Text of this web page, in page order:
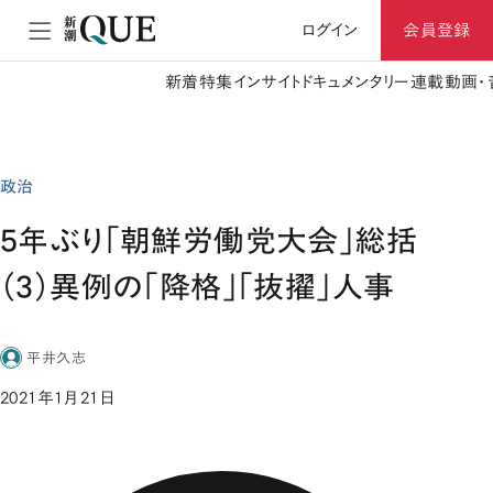
ログイン 会員登録
新着特集 インサイト ドキュメンタリー 連載動画
政治
5年ぶり「朝鮮労働党大会」総括
（3）異例の「降格」「抜擢」人事
平井久志
2021年1月21日